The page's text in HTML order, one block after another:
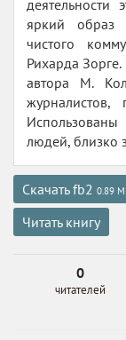
деятельности
яркий образ
чистого
Рихарда Зорге.
автора М.
журналистов,
людей, близко
Скачать fb2 0.89
Читать книгу
0
читателей